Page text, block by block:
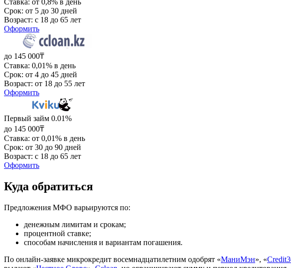
Срок: от 5 до 30 дней
Возраст: с 18 до 65 лет
Оформить
до 145 000₸
Ставка: 0,01% в день
Срок: от 4 до 45 дней
Возраст: от 18 до 55 лет
Оформить
Первый займ 0.01%
до 145 000₸
Ставка: от 0,01% в день
Срок: от 30 до 90 дней
Возраст: с 18 до 65 лет
Оформить
Куда обратиться
Предложения МФО варьируются по:
денежным лимитам и срокам;
процентной ставке;
способам начисления и вариантам погашения.
По онлайн-заявке микрокредит восемнадцатилетним одобрят «МаниМэн», «